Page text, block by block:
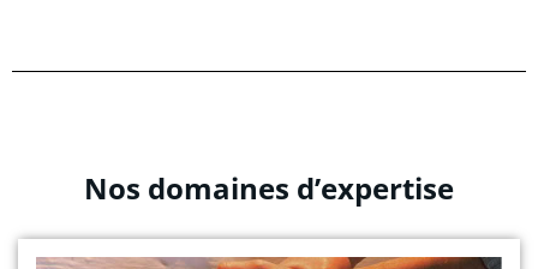
Nos domaines d’expertise